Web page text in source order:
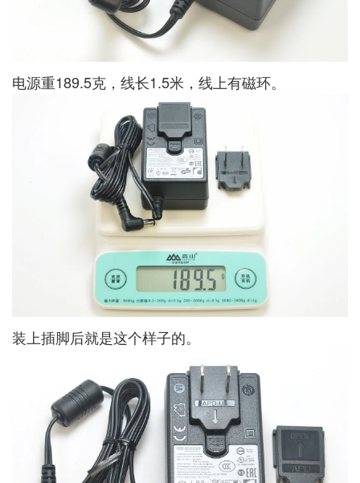
电源重189.5克，线长1.5米，线上有磁环。
装上插脚后就是这个样子的。